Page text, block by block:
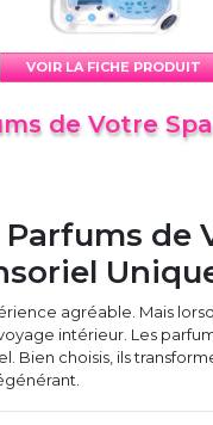
VOIR LA FICHE PRODUIT
de Votre
de
agréable. Mais
intérieur. Les
Bien choisis, ils